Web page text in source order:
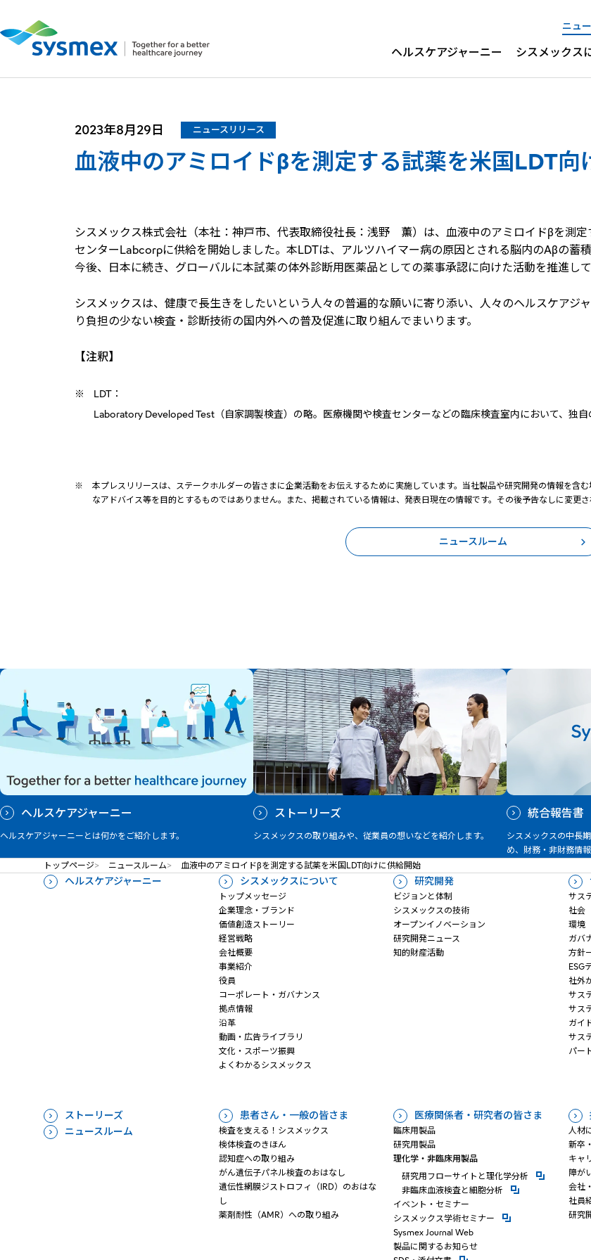
ニュ
ヘルスケアジャーニー
シスメックス
2023年8月29日 ニュースリリース
血液中のアミロイドβを測定する試薬を米国LDT向
シスメックス株式会社（本社：神戸市、代表取締役社長：浅野 薫）は、血液中のアミロイドβを測
センターLabcorpに供給を開始しました。本LDTは、アルツハイマー病の原因とされる脳内のAβの蓄
今後、日本に続き、グローバルに本試薬の体外診断用医薬品としての薬事承認に向けた活動を推進して
シスメックスは、健康で長生きをしたいという人々の普遍的な願いに寄り添い、人々のヘルスケアジ
り負担の少ない検査・診断技術の国内外への普及促進に取り組んでまいります。
【注釈】
※
LDT：
Laboratory Developed Test（自家調製検査）の略。医療機関や検査センターなどの臨床検査室内において、独自
※
本プレスリリースは、ステークホルダーの皆さまに企業活動をお伝えするために実施しています。当社製品や研究開発の情報を含
なアドバイス等を目的とするものではありません。また、掲載されている情報は、発表日現在の情報です。その後予告なしに変更
ニュースルーム
ヘルスケアジャーニー
ヘルスケアジャーニーとは何かをご紹介します。
ストーリーズ
シスメックスの取り組みや、従業員の想いなどを紹介します。
統合報告書
シスメックスの中長
め、財務・非財務情
トップページ
ニュースルーム 血液中のアミロイドβを測定する試薬を米国LDT向けに供給開始
ヘルスケアジャーニー シスメックスについて
トップメッセージ
企業理念・ブランド
価値創造ストーリー
経営戦略
会社概要
事業紹介
役員
コーポレート・ガバナンス
拠点情報
沿革
動画・広告ライブラリ
文化・スポーツ振興
よくわかるシスメックス
研究開発
ビジョンと体制
シスメックスの技術
オープンイノベーション
研究開発ニュース
知的財産活動
サス
社会
環境
ガバ
方針
ESG
社外
サス
サス
ガイ
サス
パー
ストーリーズ
ニュースルーム
患者さん・一般の皆さま
検査を支える！シスメックス
検体検査のきほん
認知症への取り組み
がん遺伝子パネル検査のおはなし
遺伝性網膜ジストロフィ（IRD）のおはな
し
薬剤耐性（AMR）への取り組み
医療関係者・研究者の皆さま
臨床用製品
研究用製品
理化学・非臨床用製品
研究⽤フローサイトと理化学分析 新規ウィンドウ
⾮臨床⾎液検査と細胞分析 新規ウィンドウを開き
イベント・セミナー
シスメックス学術セミナー 新規ウィンドウを開きま
Sysmex Journal Web
製品に関するお知らせ
人材
新卒
キャ
障が
会社
社員
研究